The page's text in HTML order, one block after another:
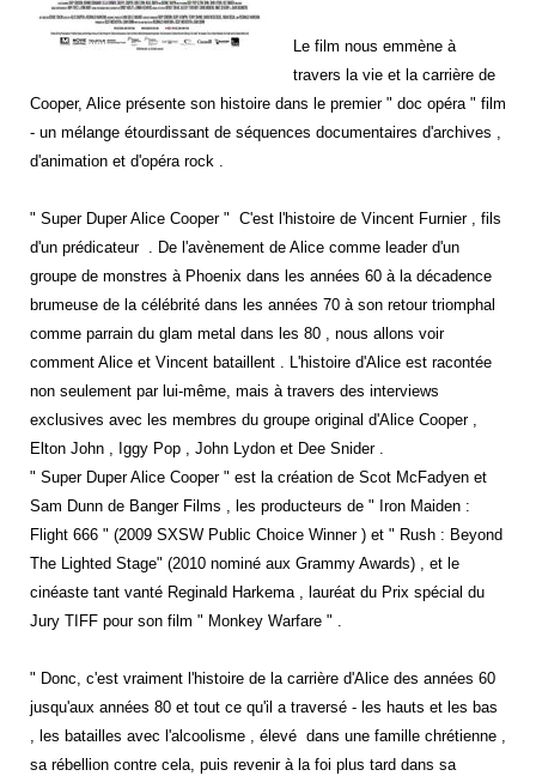
Le film nous emmène à
travers la vie et la carrière de
Cooper, Alice présente son histoire dans le premier " doc opéra " film
- un mélange étourdissant de séquences documentaires d'archives ,
d'animation et d'opéra rock .
" Super Duper Alice Cooper " C'est l'histoire de Vincent Furnier , fils
d'un prédicateur
. De l'avènement de Alice comme leader d'un
groupe de monstres à Phoenix dans les années 60 à la décadence
brumeuse de la célébrité dans les années 70 à son retour triomphal
comme parrain du glam metal dans les 80 , nous allons voir
comment Alice et Vincent bataillent . L'histoire d'Alice est racontée
non seulement par lui-même, mais à travers des interviews
exclusives avec les membres du groupe original d'Alice Cooper ,
Elton John , Iggy Pop , John Lydon et Dee Snider .
" Super Duper Alice Cooper " est la création de Scot McFadyen et
Sam Dunn de Banger Films , les producteurs de " Iron Maiden :
Flight 666 " (2009 SXSW Public Choice Winner ) et " Rush : Beyond
The Lighted Stage" (2010 nominé aux Grammy Awards) , et le
cinéaste tant vanté Reginald Harkema , lauréat du Prix spécial du
Jury TIFF pour son film " Monkey Warfare " .
" Donc, c'est vraiment l'histoire de la carrière d'Alice des années 60
jusqu'aux années 80 et tout ce qu'il a traversé - les hauts et les bas
, les batailles avec l'alcoolisme , élevé dans une famille chrétienne ,
sa rébellion contre cela, puis revenir à la foi plus tard dans sa